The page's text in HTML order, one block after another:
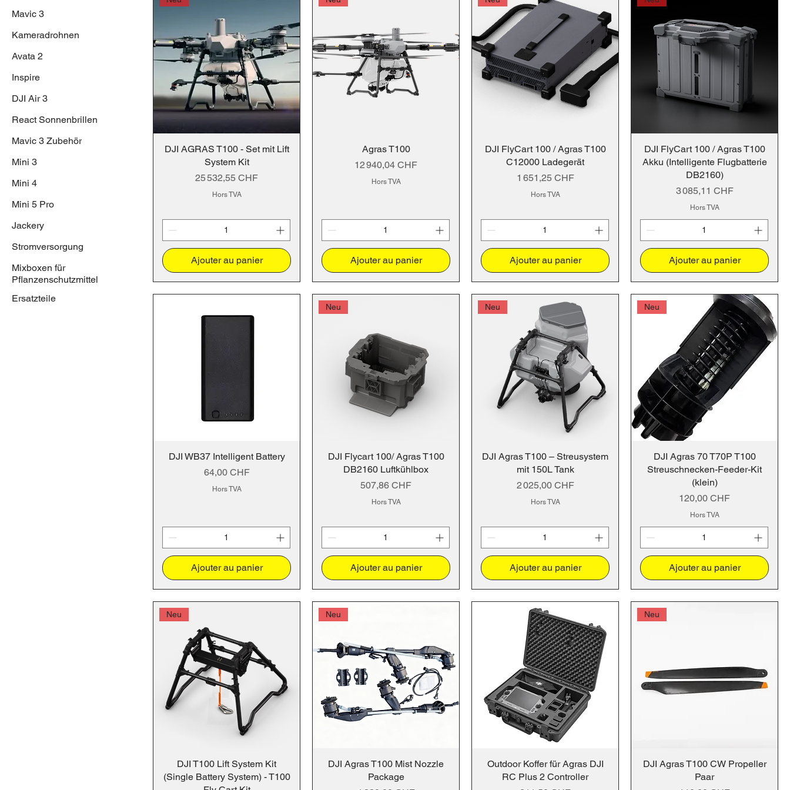
Mavic 3
Kameradrohnen
Avata 2
Inspire
DJI Air 3
React Sonnenbrillen
Mavic 3 Zubehör
Mini 3
Mini 4
Mini 5 Pro
Jackery
Stromversorgung
Mixboxen für
Pflanzenschutzmittel
Ersatzteile
DJI AGRAS T100 - Set mit Lift
System Kit
Prix
25 532,55 CHF
Hors TVA
Ajouter au panier
Agras T100
Prix
12 940,04 CHF
Hors TVA
Ajouter au panier
DJI FlyCart 100 / Agras T100
C12000 Ladegerät
Prix
1 651,25 CHF
Hors TVA
Ajouter au panier
DJI FlyCart 100 / Agras T100
Akku (Intelligente Flugbatterie
DB2160)
Prix
3 085,11 CHF
Hors TVA
Ajouter au panier
DJI WB37 Intelligent Battery
Prix
64,00 CHF
Hors TVA
Ajouter au panier
Neu
DJI Flycart 100/ Agras T100
DB2160 Luftkühlbox
Prix
507,86 CHF
Hors TVA
Ajouter au panier
Neu
DJI Agras T100 – Streusystem
mit 150L Tank
Prix
2 025,00 CHF
Hors TVA
Ajouter au panier
Neu
DJI Agras 70 T70P T100
Streuschnecken-Feeder-Kit
(klein)
Prix
120,00 CHF
Hors TVA
Ajouter au panier
Neu
DJI T100 Lift System Kit
(Single Battery System) - T100
Neu
DJI Agras T100 Mist Nozzle
Package
Outdoor Koffer für Agras DJI
RC Plus 2 Controller
Neu
DJI Agras T100 CW Propeller
Paar